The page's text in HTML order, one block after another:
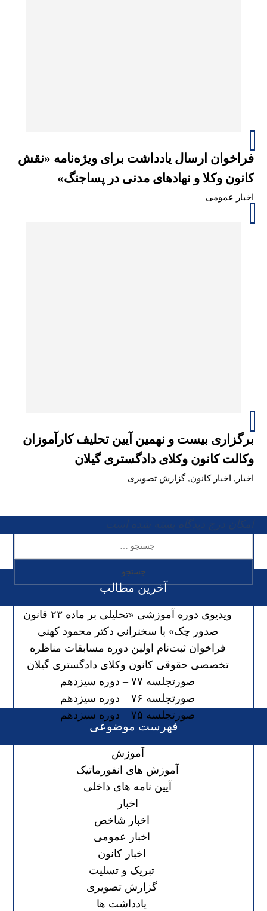
فراخوان ارسال یادداشت برای ویژه‌نامه «نقش
کانون وکلا و نهادهای مدنی در پساجنگ»
اخبار عمومی
برگزاری بیست و نهمین آیین تحلیف کارآموزان
وکالت کانون وکلای دادگستری گیلان
اخبار , اخبار کانون,گزارش تصویری
آخرین مطالب
ویدیوی دوره آموزشی «تحلیلی بر ماده ۲۳ قانون
صدور چک» با سخنرانی دکتر محمود کهنی
فراخوان ثبت‌نام اولین دوره مسابقات مناظره
تخصصی حقوقی کانون وکلای دادگستری گیلان
صورتجلسه ۷۷ – دوره سیزدهم
صورتجلسه ۷۶ – دوره سیزدهم
صورتجلسه ۷۵ – دوره سیزدهم
فهرست موضوعی
آموزش
آموزش های انفورماتیک
آیین نامه های داخلی
اخبار
اخبار شاخص
اخبار عمومی
اخبار کانون
تبریک و تسلیت
گزارش تصویری
یادداشت ها